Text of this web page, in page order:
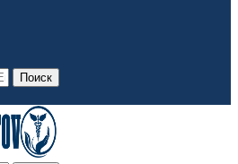
Поиск